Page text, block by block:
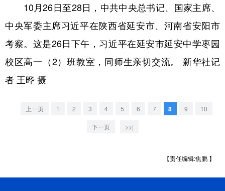
城市 旅游 能源 会展
彩票 娱乐 时尚 悦读
公益 一带一路 亚太网 上市公司
文化产业
地方频道
河北
10月26日至28日，中共中央总书记、国家主席、
中央军委主席习近平在陕西省延安市、河南省安阳市
考察。这是26日下午，习近平在延安市延安中学枣园
校区高一（2）班教室，同师生亲切交流。 新华社记
者 王晔 摄
上一页 1 2 3 4 5 6 7 8 9 10
下一页 >>|
【责任编辑:焦鹏 】